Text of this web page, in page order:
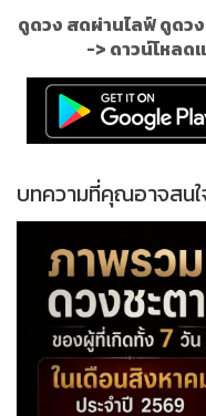
ดูดวง สดผ่านไลฟ์ ดูดว
-> ดาวน์โหลด
บทความที่คุณอาจสน